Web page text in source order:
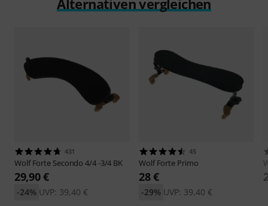
431
WolfForte Secondo 4/4 -3/4 BK
29,90 €
UVP: 39,40 €
-24%
45
WolfForte Primo
28 €
UVP: 39,40 €
-29%